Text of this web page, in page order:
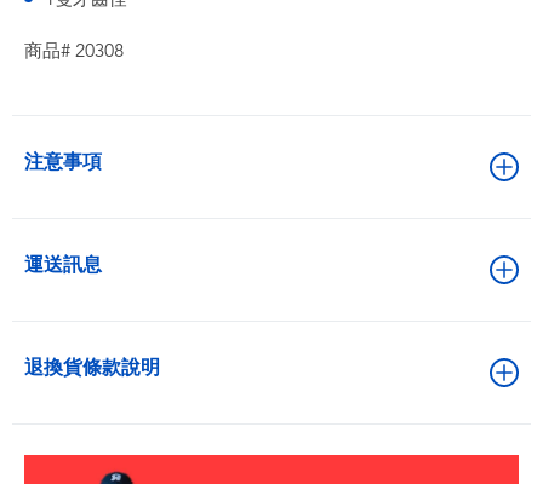
商品# 20308
注意事項
運送訊息
退換貨條款說明